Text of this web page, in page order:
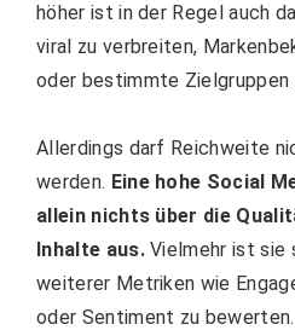
höher ist in der Regel auch
viral zu verbreiten,
oder bestimmte Zielgruppen
Allerdings darf Reichweite
werden. Eine hohe Social
allein nichts über die
Inhalte aus.Vielmehr ist sie
weiterer Metriken wie
oder Sentiment zu